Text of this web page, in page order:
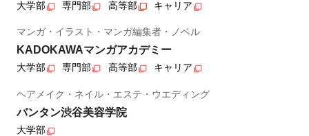
大学部 専門部 高等部 キャリア
マンガ・イラスト・マンガ編集者・ノベル
KADOKAWAマンガアカデミー
大学部 専門部 高等部 キャリア
ヘアメイク・ネイル・エステ・ウエディング
バンタン渋谷美容学院
大学部